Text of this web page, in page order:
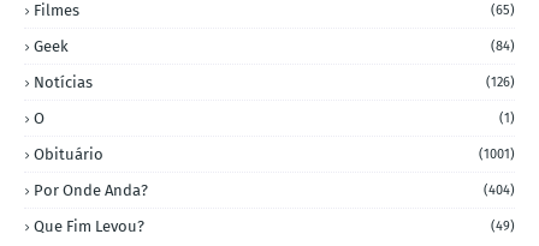
Filmes (65)
Geek (84)
Notícias (126)
O (1)
Obituário (1001)
Por Onde Anda? (404)
Que Fim Levou? (49)